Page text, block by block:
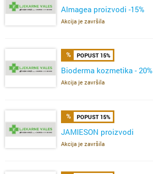
Almagea proizvodi -15%
Akcija je završila
POPUST 15%
Bioderma kozmetika - 20%
Akcija je završila
POPUST 15%
JAMIESON proizvodi
Akcija je završila